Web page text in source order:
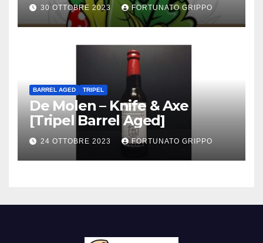
30 OTTOBRE 2023 FORTUNATO GRIPPO
BARREL AGED TRIPEL
De Molen – Knife & Axe
[Tripel Barrel Aged]
24 OTTOBRE 2023 FORTUNATO GRIPPO